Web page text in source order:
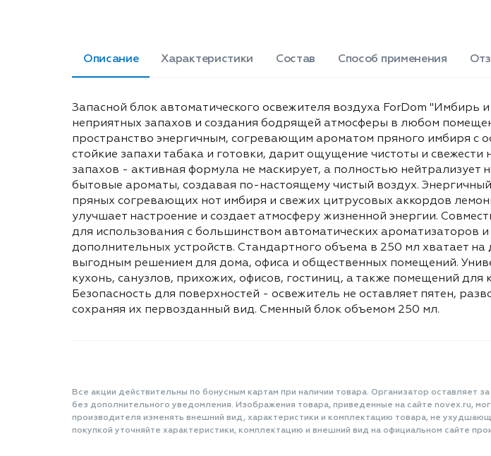
сырости и бытовые
и лемонграсс" -
композиция из пряных
нот имбиря и свежих
аккордов лемонграсса
помещение
тонус, улучшает
создает атмосферу
энергии.
большинством
систем - блок
использования с
автоматических
дезодораторов, также
применяться
дополнительных
Стандартного объема
помещений.
применения -
для жилых комнат,
прихожих, офисов,
Описание Характеристики Состав Способ применения
Запасной блок автоматического освежителя воздуха ForDom "Имбирь
неприятных запахов и создания бодрящей атмосферы в любом
пространство энергичным, согревающим ароматом пряного имбиря с
стойкие запахи табака и готовки, дарит ощущение чистоты и
запахов - активная формула не маскирует, а полностью
бытовые ароматы, создавая по-настоящему чистый воздух.
пряных согревающих нот имбиря и свежих цитрусовых аккордов
улучшает настроение и создает атмосферу жизненной энергии.
для использования с большинством автоматических ароматизаторов
дополнительных устройств. Стандартного объема в 250 мл хватает
выгодным решением для дома, офиса и общественных помещений.
кухонь, санузлов, прихожих, офисов, гостиниц, а также помещений для
Безопасность для поверхностей - освежитель не оставляет пятен,
сохраняя их первозданный вид. Сменный блок объемом 250 мл.
Все акции действительны по бонусным картам при наличии товара. Организатор оставляет
без дополнительного уведомления. Изображения товара, приведенные на сайте novex.ru,
производителя изменять внешний вид, характеристики и комплектацию товара, не
покупкой уточняйте характеристики, комплектацию и внешний вид на официальном сайте